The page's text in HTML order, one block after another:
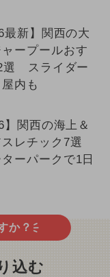
最新】関西の大
ープールおす
選 スライダー
内も
】関西の海上＆
スレチック7選
ーパークで1日
か？
込む